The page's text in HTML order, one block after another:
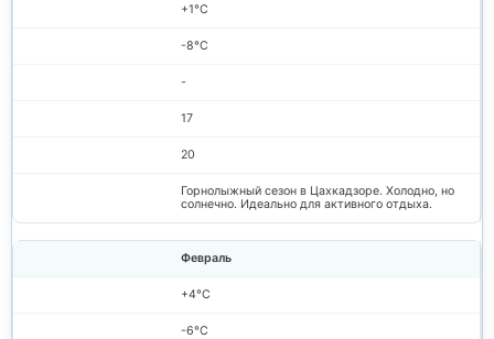
+1°C
-8°C
-
17
20
Горнолыжный сезон в Цахкадзоре. Холодно, но
солнечно. Идеально для активного отдыха.
Февраль
+4°C
-6°C